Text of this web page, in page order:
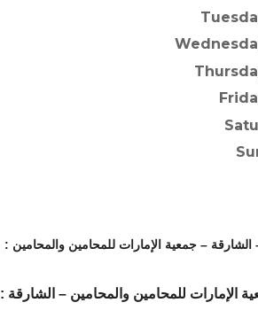
الشارقة – جمعية الإمارات للمحامين والمحامين :
الإمارات للمحامين والمحامين – الشارقة :